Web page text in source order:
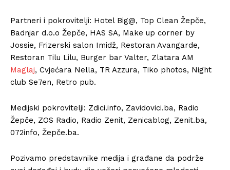
Partneri i pokrovitelji: Hotel Big@, Top Clean Žepče,
Badnjar d.o.o Žepče, HAS SA, Make up corner by
Jossie, Frizerski salon Imidž, Restoran Avangarde,
Restoran Tilu Lilu, Burger bar Valter, Zlatara AM
Maglaj, Cvjećara Nella, TR Azzura, Tiko photos, Night
club Se7en, Retro pub.
Medijski pokrovitelji: Zdici.info, Zavidovici.ba, Radio
Žepče, ZOS Radio, Radio Zenit, Zenicablog, Zenit.ba,
072info, Žepče.ba.
Pozivamo predstavnike medija i građane da podrže